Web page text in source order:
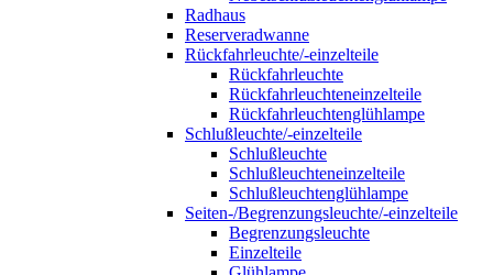
Radhaus
Reserveradwanne
Rückfahrleuchte/-einzelteile
Rückfahrleuchte
Rückfahrleuchteneinzelteile
Rückfahrleuchtenglühlampe
Schlußleuchte/-einzelteile
Schlußleuchte
Schlußleuchteneinzelteile
Schlußleuchtenglühlampe
Seiten-/Begrenzungsleuchte/-einzelteile
Begrenzungsleuchte
Einzelteile